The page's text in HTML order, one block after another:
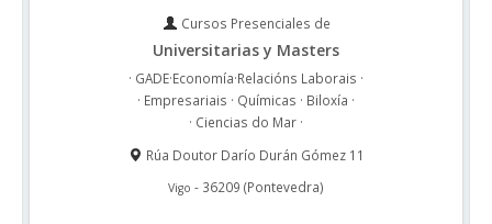
Cursos Presenciales de
Universitarias y Masters
· GADE·Economía·Relacións Laborais ·
· Empresariais · Químicas · Biloxía ·
· Ciencias do Mar ·
Rúa Doutor Darío Durán Gómez 11
Vigo - 36209 (Pontevedra)